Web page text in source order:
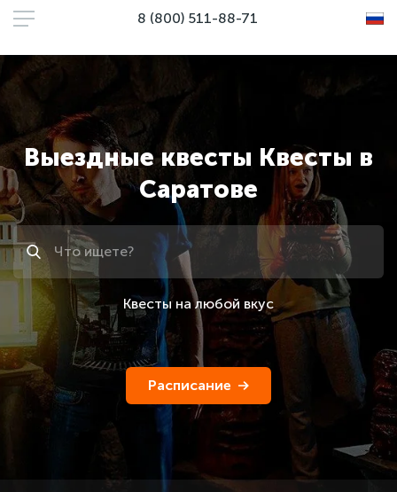
8 (800) 511-88-71
Выездные квесты Квесты в
Саратове
Поиск
Квесты на любой вкус
Расписание